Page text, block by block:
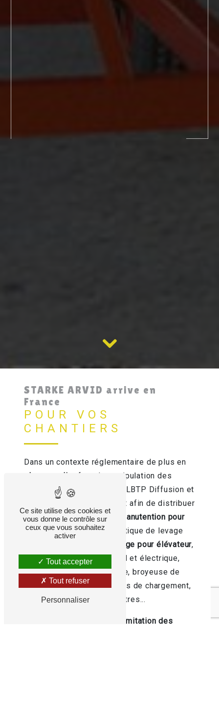
STARKE ARVID arrive en
France
POUR VOS
CHANTIERS
Dans un contexte réglementaire de plus en
plus compliqué
sur la manipulation des
matériaux de construction
, LBTP Diffusion et
STARKE ARVID s'associent afin de distribuer
en France du matériel de
manutention pour
les plaques de plâtre: Portique de levage
levage pour élévateur,
chariot de transport manuel et électrique,
banc de transit, lève plaque, broyeuse de
déchets de plaques, bennes de chargement,
boîtes à outils et bien d'autres...
limitation des
Ce site utilise des cookies et
vous donne le contrôle sur
ceux que vous souhaitez
activer
Tout accepter
Tout refuser
Personnaliser